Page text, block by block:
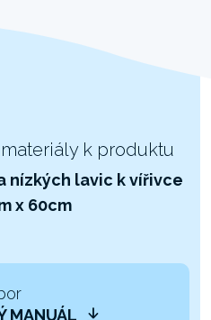
k produktu
nízkých lavic k vířivce
x 60cm
MANUÁL